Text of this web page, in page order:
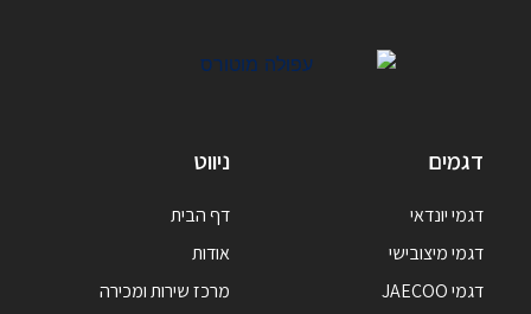
דגמים
דגמי יונדאי
דגמי מיצובישי
דגמי JAECOO
ניווט
דף הבית
אודות
מרכז שירות ומכירה